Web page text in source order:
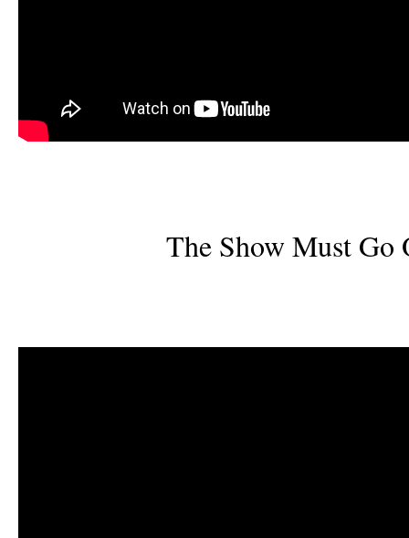
The Show Must Go